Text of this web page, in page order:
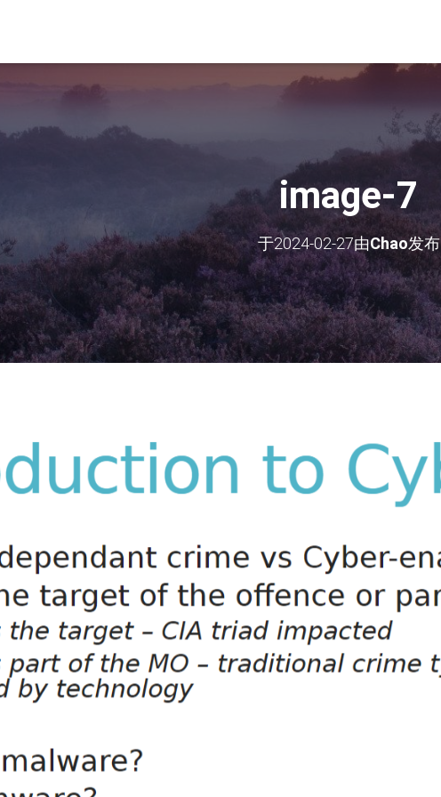
image-7
于2024-02-27由Chao发布